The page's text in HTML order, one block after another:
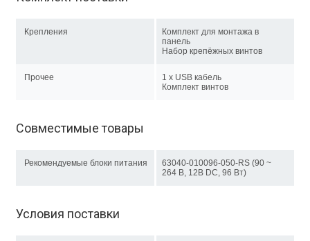
Крепления
Комплект для монтажа в
панель
Набор крепёжных винтов
Прочее
1 x USB кабель
Комплект винтов
Совместимые товары
Рекомендуемые блоки питания
63040-010096-050-RS (90 ~
264 В, 12В DC, 96 Вт)
Условия поставки